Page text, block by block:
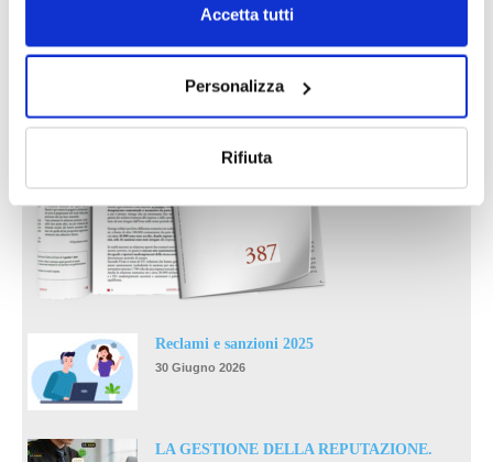
Accetta tutti
Personalizza
Rifiuta
AGOSTO 2026
Reclami e sanzioni 2025
30 Giugno 2026
LA GESTIONE DELLA REPUTAZIONE.